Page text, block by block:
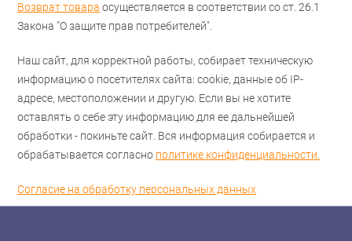
Возврат товара осуществляется в соответствии со ст. 26.1
Закона "О защите прав потребителей".
Наш сайт, для корректной работы, собирает техническую
информацию о посетителях сайта: cookie, данные об IP-
адресе, местоположении и другую. Если вы не хотите
оставлять о себе эту информацию для ее дальнейшей
обработки - покиньте сайт. Вся информация собирается и
обрабатывается согласно политике конфиденциальности.
Согласие на обработку персональных данных